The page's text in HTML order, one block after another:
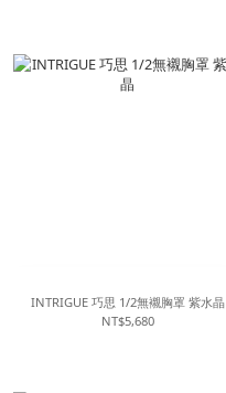
INTRIGUE 巧思 1/2無襯胸罩 紫水晶
NT$5,680